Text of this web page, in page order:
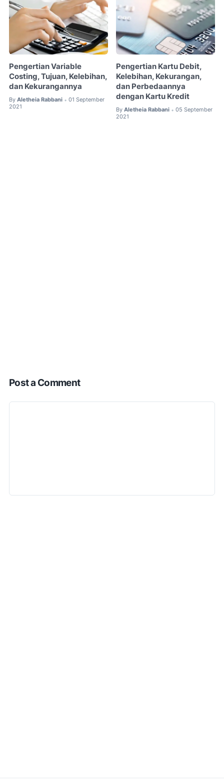
Pengertian Variable
Costing, Tujuan, Kelebihan,
dan Kekurangannya
By Aletheia Rabbani • 01 September
2021
Pengertian Kartu Debit,
Kelebihan, Kekurangan,
dan Perbedaannya
dengan Kartu Kredit
By Aletheia Rabbani • 05 September
2021
Post a Comment